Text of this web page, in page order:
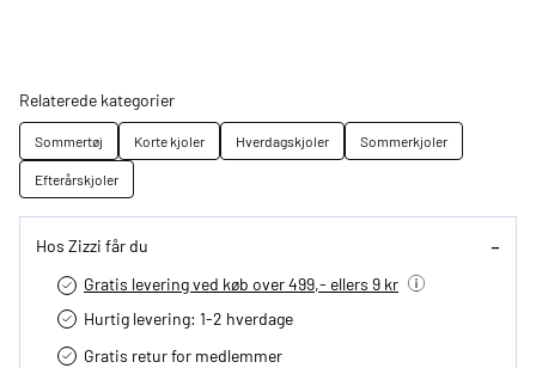
Relaterede kategorier
Sommertøj Korte kjoler Hverdagskjoler
Sommerkjoler
Efterårskjoler
Hos Zizzi får du
Gratis levering ved køb over 499,- ellers 9 kr
Hurtig levering­: 1-2 hverdage
Gratis retur for medlemmer